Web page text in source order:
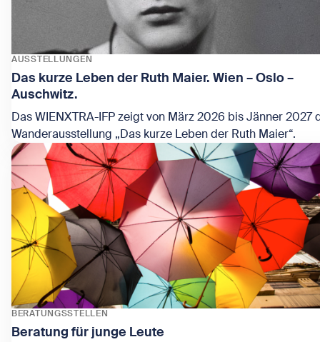
Das kurze Leben der Ruth Maier. Wien – Oslo –
Auschwitz.
AUSSTELLUNGEN
Das WIENXTRA-IFP zeigt von März 2026 bis Jänner 2027
Wanderausstellung „Das kurze Leben der Ruth Maier“.
Zeige Das kurze Leben der Ruth Maier. Wien – Oslo –
Beratung für junge Leute
BERATUNGSSTELLEN